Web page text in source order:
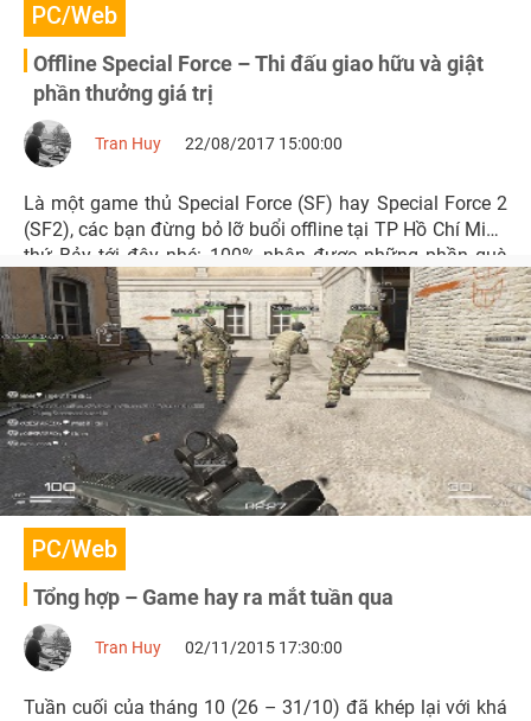
PC/Web
Offline Special Force – Thi đấu giao hữu và giật
phần thưởng giá trị
Tran Huy 22/08/2017 15:00:00
Là một game thủ Special Force (SF) hay Special Force 2
(SF2), các bạn đừng bỏ lỡ buổi offline tại TP Hồ Chí Minh
thứ Bảy tới đây nhé: 100% nhận được những phần quà
thú vị, cơ hội giành được những giải thưởng tiền mặt hấp
dẫn...
PC/Web
Tổng hợp – Game hay ra mắt tuần qua
Tran Huy 02/11/2015 17:30:00
Tuần cuối của tháng 10 (26 – 31/10) đã khép lại với khá